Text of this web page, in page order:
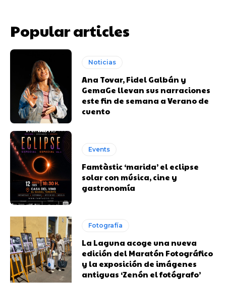
Popular articles
Noticias
Ana Tovar, Fidel Galbán y
GemaGe llevan sus narraciones
este fin de semana a Verano de
cuento
Events
Famtàstic ‘marida’ el eclipse
solar con música, cine y
gastronomía
Fotografía
La Laguna acoge una nueva
edición del Maratón Fotográfico
y la exposición de imágenes
antiguas ‘Zenón el fotógrafo’